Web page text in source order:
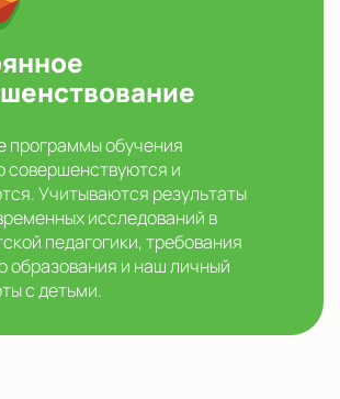
программы обучения
совершенствуются и
Учитываются результаты
исследований в
педагогики, требования
образования и наш личный
с детьми.